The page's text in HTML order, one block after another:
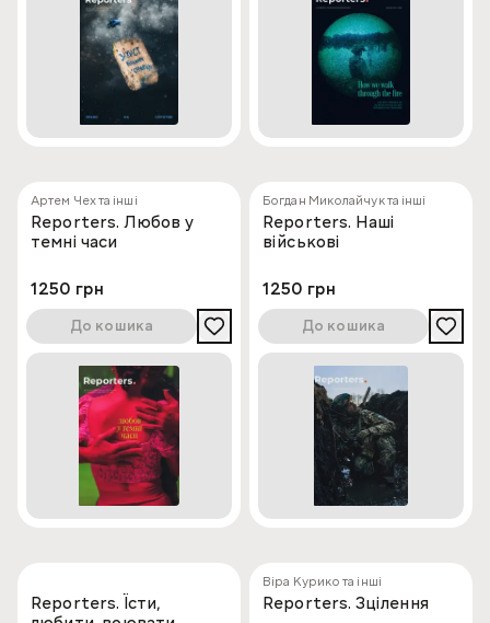
Артем Чех та інші
Reporters. Любов у
темні часи
1250 грн
До кошика
Богдан Миколайчук та інші
Reporters. Наші
військові
1250 грн
До кошика
Reporters. Їсти,
Віра Курико та інші
Reporters. Зцілення